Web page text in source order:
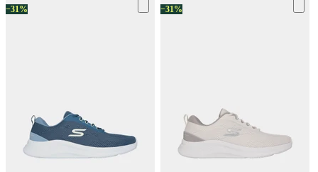
−31% −31%